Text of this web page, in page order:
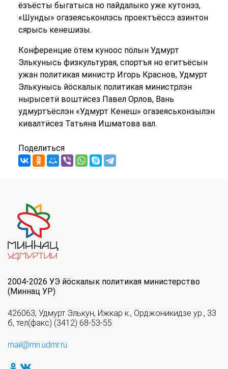
ёзъёсты быгатыса но пайдалыко уже кутонэз,
«Шунды» огазеяськонлэсь проектъёссэ азинтон
сярысь кенешизы.
Конференцие ӧтем куноос пӧлын Удмурт
Элькунысь физкультурая, спортъя но егитъёсын
ужан политикая министр Игорь Краснов, Удмурт
Элькунысь йӧскалык политикая министрлэн
нырысетӥ воштӥсез Павел Орлов, Вань
удмуртъёслэн «Удмурт Кенеш» огазеяськонзылэн
кивалтӥсез Татьяна Ишматова вал.
Поделиться
2004-2026 УЭ йöскалык политикая министерство
(Миннац УР)
426063, Удмурт Элькун, Ижкар к., Орджоникидзе ур., 33
б, тел(факс) (3412) 68-53-55
mail@mn.udmr.ru